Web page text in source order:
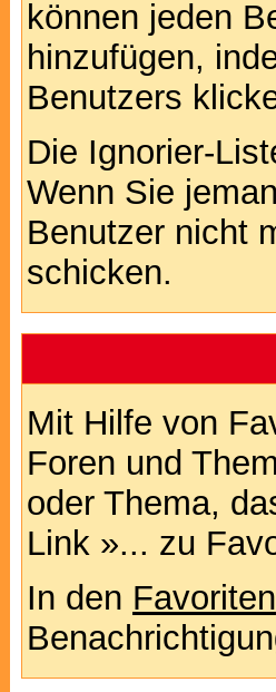
können jeden
hinzufügen,
Benutzers
Die Ignorier-
Wenn Sie
Benutzer nicht
schicken.
Mit Hilfe von
Foren und
oder Thema,
Link »... zu
In den Favoriten